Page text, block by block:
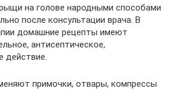
на голове народными способами
после консультации врача. В
домашние рецепты имеют
антисептическое,
примочки, отвары, компрессы